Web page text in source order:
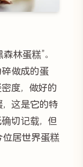
林蛋糕”。
做成的蛋
度，做好的
这是它的特
切记载，但
居世界蛋糕